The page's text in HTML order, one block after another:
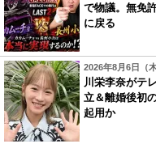
で物議。無免
に戻る
2026年8月6日（
川栄李奈がテ
立＆離婚後初
起用か